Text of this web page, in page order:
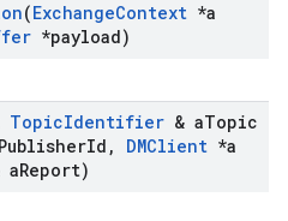
(ExchangeContext *a
*payload)
TopicIdentifier & aTopic
PublisherId , DMClient *a
aReport)